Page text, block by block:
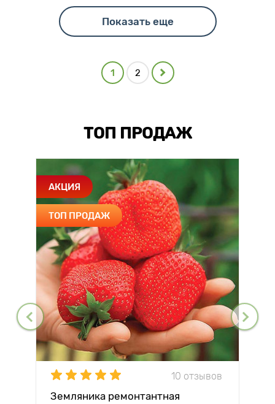
Показать еще
1 2
ТОП ПРОДАЖ
АКЦИЯ
ТОП ПРОДАЖ
10 отзывов
Земляника ремонтантная